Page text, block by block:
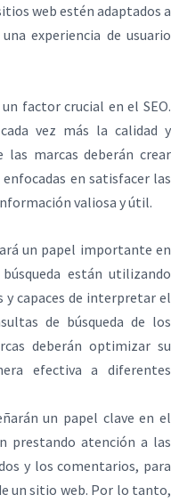
web estén adaptados a
experiencia de usuario
factor crucial en el SEO.
vez más la calidad y
marcas deberán crear
en satisfacer las
valiosa y útil.
un papel importante en
están utilizando
capaces de interpretar el
de búsqueda de los
deberán optimizar su
efectiva a diferentes
un papel clave en el
prestando atención a las
y los comentarios, para
un sitio web. Por lo tanto,